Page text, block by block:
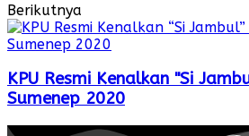
Berikutnya
KPU Resmi Kenalkan "Si
Sumenep 2020